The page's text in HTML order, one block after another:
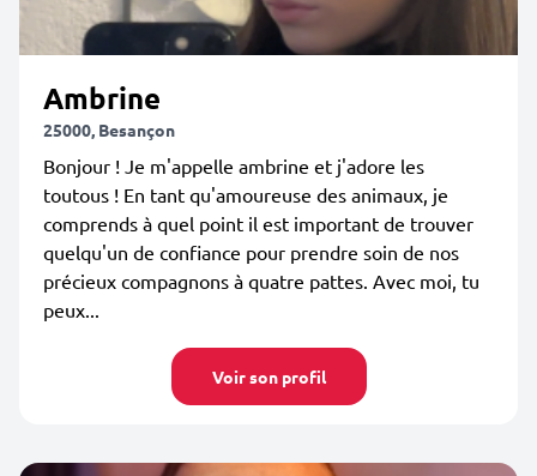
Ambrine
25000, Besançon
Bonjour ! Je m'appelle ambrine et j'adore les
toutous ! En tant qu'amoureuse des animaux, je
comprends à quel point il est important de trouver
quelqu'un de confiance pour prendre soin de nos
précieux compagnons à quatre pattes. Avec moi, tu
peux...
Voir son profil